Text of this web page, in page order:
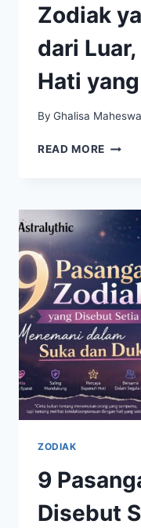
Zodiak
dari
Hati
By Ghalisa
READ MORE
DARI
LUAR,
TETAPI
HATI
YANG
ZODIAK
9
Disebut